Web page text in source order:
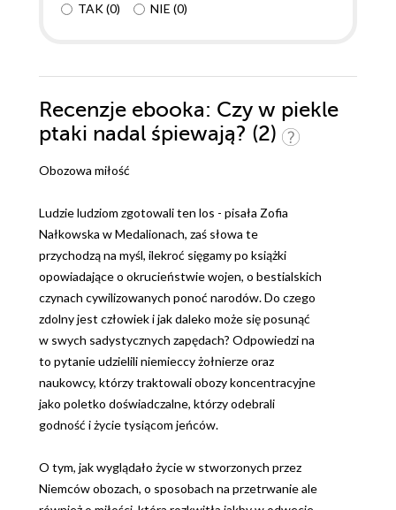
TAK(0) NIE (0)
Recenzje ebooka: Czy w piekle
ptaki nadal śpiewają? (2)
Obozowa miłość
Ludzie ludziom zgotowali ten los - pisała Zofia
Nałkowska w Medalionach, zaś słowa te
przychodzą na myśl, ilekroć sięgamy po książki
opowiadające o okrucieństwie wojen, o bestialskich
czynach cywilizowanych ponoć narodów. Do czego
zdolny jest człowiek i jak daleko może się posunąć
w swych sadystycznych zapędach? Odpowiedzi na
to pytanie udzielili niemieccy żołnierze oraz
naukowcy, którzy traktowali obozy koncentracyjne
jako poletko doświadczalne, którzy odebrali
godność i życie tysiącom jeńców.
O tym, jak wyglądało życie w stworzonych przez
Niemców obozach, o sposobach na przetrwanie ale